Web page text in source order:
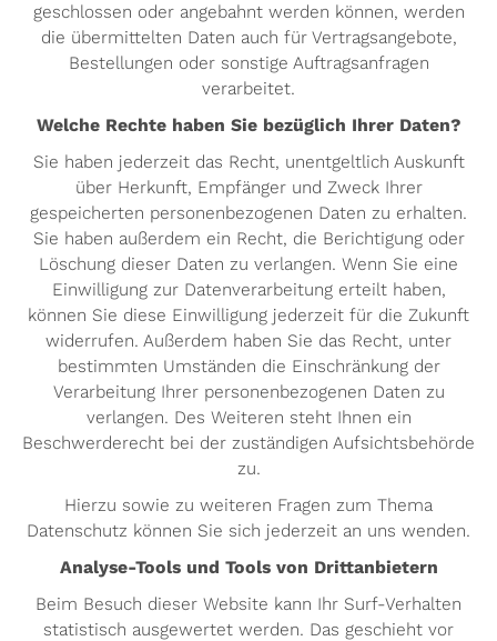
geschlossen oder angebahnt werden können, werden
die übermittelten Daten auch für Vertragsangebote,
Bestellungen oder sonstige Auftragsanfragen
verarbeitet.
Welche Rechte haben Sie bezüglich Ihrer Daten?
Sie haben jederzeit das Recht, unentgeltlich Auskunft
über Herkunft, Empfänger und Zweck Ihrer
gespeicherten personenbezogenen Daten zu erhalten.
Sie haben außerdem ein Recht, die Berichtigung oder
Löschung dieser Daten zu verlangen. Wenn Sie eine
Einwilligung zur Datenverarbeitung erteilt haben,
können Sie diese Einwilligung jederzeit für die Zukunft
widerrufen. Außerdem haben Sie das Recht, unter
bestimmten Umständen die Einschränkung der
Verarbeitung Ihrer personenbezogenen Daten zu
verlangen. Des Weiteren steht Ihnen ein
Beschwerderecht bei der zuständigen Aufsichtsbehörde
zu.
Hierzu sowie zu weiteren Fragen zum Thema
Datenschutz können Sie sich jederzeit an uns wenden.
Analyse-Tools und Tools von Dritt­anbietern
Beim Besuch dieser Website kann Ihr Surf-Verhalten
statistisch ausgewertet werden. Das geschieht vor